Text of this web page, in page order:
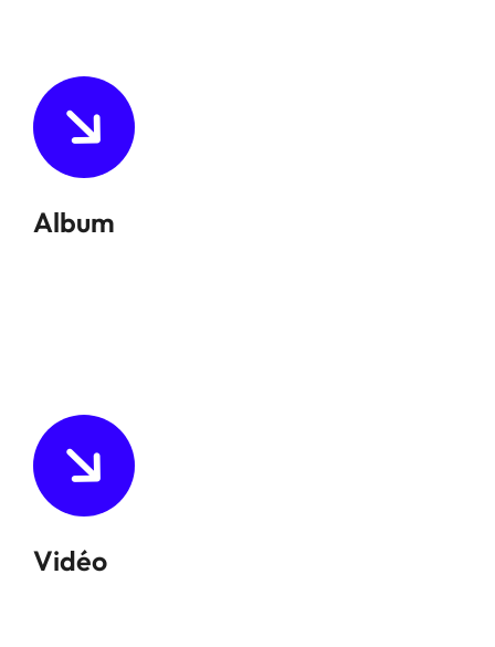
Album
Vidéo